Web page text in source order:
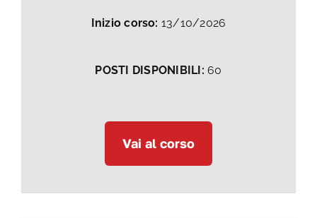
Inizio corso: 13/10/2026
POSTI DISPONIBILI:60
Vai al corso